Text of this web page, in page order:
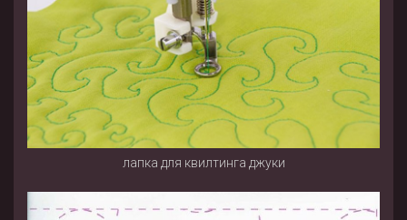
лапка для квилтинга джуки